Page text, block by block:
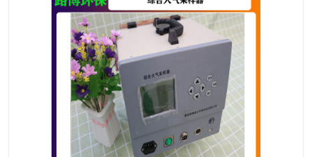
恒温恒湿称重系统 二恶英采集器
实验室仪器 LB-8110降水降尘采样器
便携式水质采样器 LB-7035油气回收
便携式超声波明渠流量计 大气环境采样器